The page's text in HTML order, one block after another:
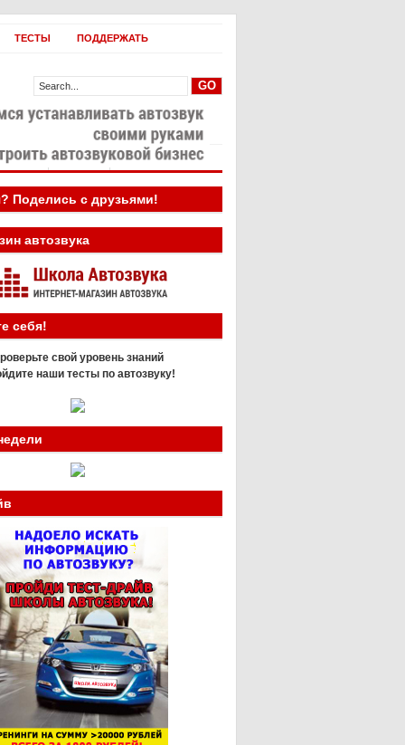
ТЕСТЫ ПОДДЕРЖАТЬ
Бизнес
Поделись с друзьями!
автозвука
себя!
свой уровень знаний
наши тесты по автозвуку!